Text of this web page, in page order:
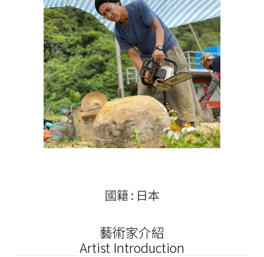
國籍 : 日本
藝術家介紹
Artist Introduction